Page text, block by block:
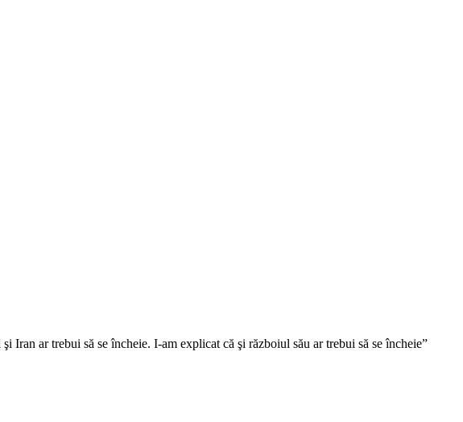
ar trebui să se încheie. I-am explicat că şi războiul său ar trebui să se încheie”